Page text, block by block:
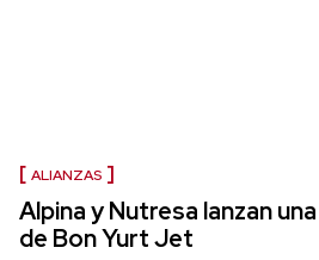
ALIANZAS
Alpina y Nutresa lanzan
de Bon Yurt Jet